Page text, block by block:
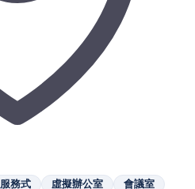
服務式 虛擬辦公室 會議室